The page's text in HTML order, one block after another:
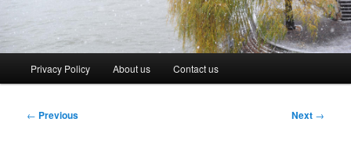
Privacy Policy About us Contact us
Post
← Previous Next →